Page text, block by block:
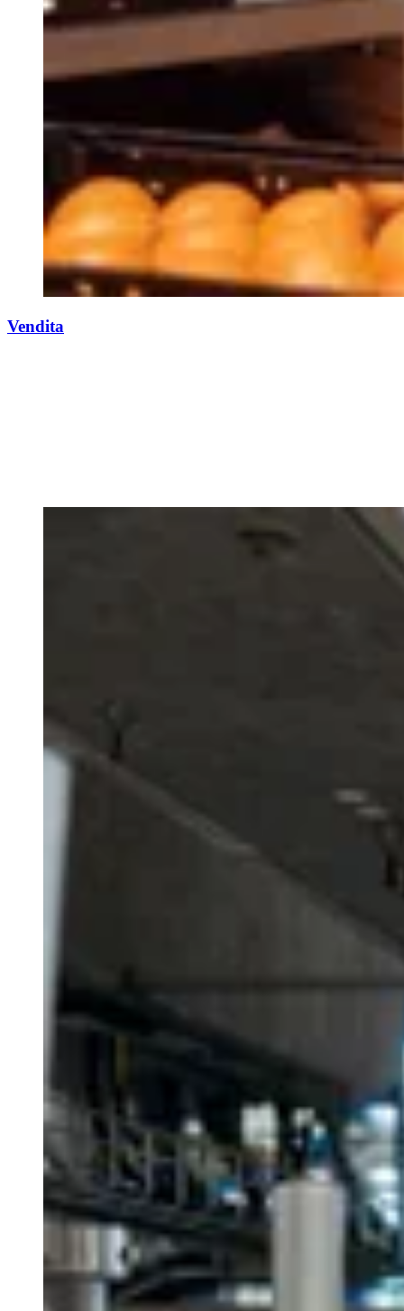
Vendita